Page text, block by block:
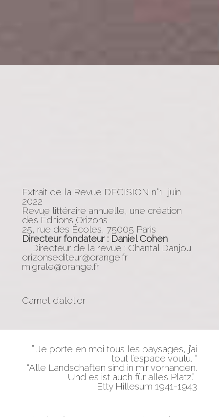
Extrait de la Revue DECISION n°1, juin
2022
Revue littéraire annuelle, une création
des Éditions Orizons
25, rue des Écoles, 75005 Paris
Directeur fondateur : Daniel Cohen
Directeur de la revue : Chantal Danjou
orizonsediteur@orange.fr
migrale@orange.fr
Carnet d’atelier
” Je porte en moi tous les paysages, j’ai
tout l’espace voulu. “
“Alle Landschaften sind in mir vorhanden.
Und es ist auch für alles Platz.”
Etty Hillesum 1941-1943